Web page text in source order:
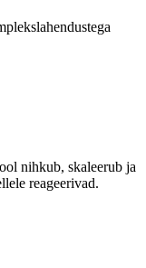
nihkub, skaleerub ja
reageerivad.